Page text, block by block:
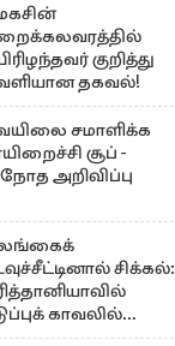
குறித்து
தகவல்!
சமாளிக்க
சூப் -
அறிவிப்பு
சிக்கல்:
காவலில்
எம்.பி!